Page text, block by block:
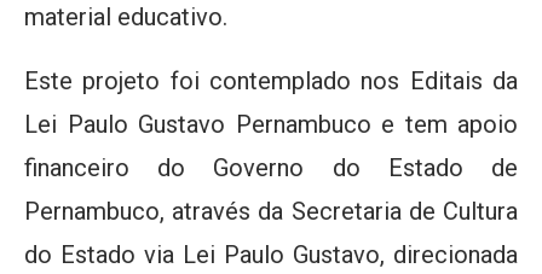
material educativo.
Este projeto foi contemplado nos Editais da
Lei Paulo Gustavo Pernambuco e tem apoio
financeiro do Governo do Estado de
Pernambuco, através da Secretaria de Cultura
do Estado via Lei Paulo Gustavo, direcionada